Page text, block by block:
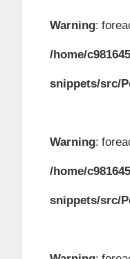
Warning:
/home/
snippets/src/
Warning:
/home/
snippets/src/